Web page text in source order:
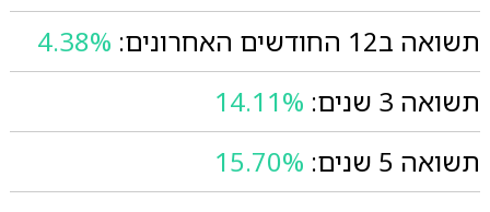
תשואה ב12 החודשים האחרונים:
4.38%
תשואה 3 שנים:
14.11%
תשואה 5 שנים:
15.70%